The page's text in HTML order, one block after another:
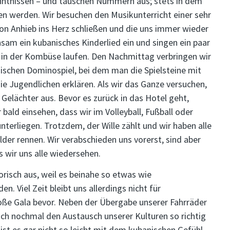
werden. Wir besuchen den Musikunterricht einer sehr
Anhieb ins Herz schließen und die uns immer wieder
ein kubanisches Kinderlied ein und singen ein paar
der Kombüse laufen. Den Nachmittag verbringen wir
Dominospiel, bei dem man die Spielsteine mit
Jugendlichen erklären. Als wir das Ganze versuchen,
aus. Bevor es zurück in das Hotel geht,
einsehen, dass wir im Volleyball, Fußball oder
Trotzdem, der Wille zählt und wir haben alle
rennen. Wir verabschieden uns vorerst, sind aber
uns alle wiedersehen.
aus, weil es beinahe so etwas wie
Viel Zeit bleibt uns allerdings nicht für
Gala bevor. Neben der Übergabe unserer Fahrräder
nochmal den Austausch unserer Kulturen so richtig